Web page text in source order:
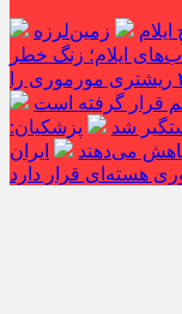
زمین‌لرزه
ایلام؛ زنگ خطر
زمین‌لرزه ۲/۵ ریشتری مورموری را
شد
پزشکیان:
کاهش می‌دهند
ایران